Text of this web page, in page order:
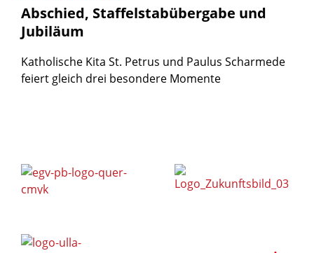
Abschied, Staffelstabübergabe und
Jubiläum
Katholische Kita St. Petrus und Paulus Scharmede
feiert gleich drei besondere Momente